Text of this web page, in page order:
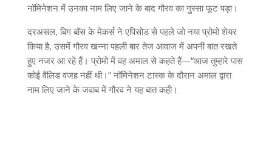
नॉमिनेशन में उनका नाम लिए जाने के बाद गौरव का गुस्सा फूट पड़ा।
दरअसल, बिग बॉस के मेकर्स ने एपिसोड से पहले जो नया प्रोमो शेयर
किया है, उसमें गौरव खन्ना पहली बार तेज आवाज में अपनी बात रखते
हुए नजर आ रहे हैं। प्रोमो में वह अमाल से कहते हैं—“आज तुम्हारे पास
कोई वैलिड वजह नहीं थी।” नॉमिनेशन टास्क के दौरान अमाल द्वारा
नाम लिए जाने के जवाब में गौरव ने यह बात कही।